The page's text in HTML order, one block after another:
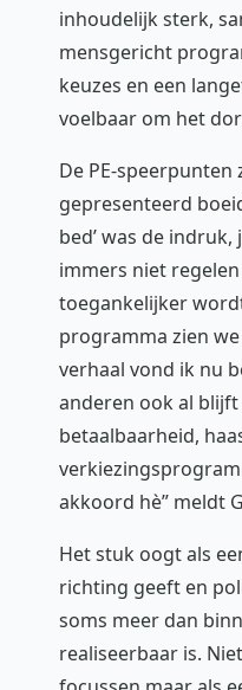
inhoudelijk sterk,
mensgericht
keuzes en een
voelbaar om het
De PE-speerpunten
gepresenteerd
bed’ was de
immers niet regelen
toegankelijker
programma zien
verhaal vond ik nu
anderen ook al
betaalbaarheid,
akkoord hè” meldt
Het stuk oogt als
richting geeft en
soms meer dan
realiseerbaar is.